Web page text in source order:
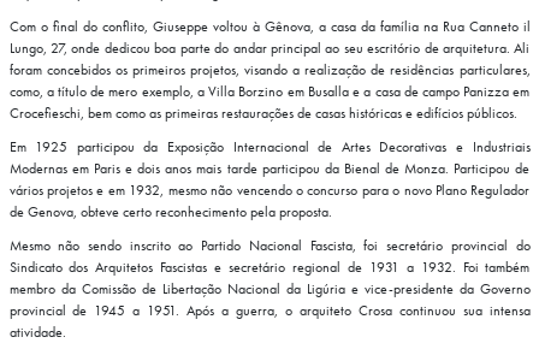
Com o final do conflito, Giuseppe voltou à Gênova, a casa da família na Rua Canneto il
Lungo, 27, onde dedicou boa parte do andar principal ao seu escritório de arquitetura. Ali
foram concebidos os primeiros projetos, visando a realização de residências particulares,
como, a título de mero exemplo, a Villa Borzino em Busalla e a casa de campo Panizza em
Crocefieschi, bem como as primeiras restaurações de casas históricas e edifícios públicos.
Em 1925 participou da Exposição Internacional de Artes Decorativas e Industriais
Modernas em Paris e dois anos mais tarde participou da Bienal de Monza. Participou de
vários projetos e em 1932, mesmo não vencendo o concurso para o novo Plano Regulador
de Genova, obteve certo reconhecimento pela proposta.
Mesmo não sendo inscrito ao Partido Nacional Fascista, foi secretário provincial do
Sindicato dos Arquitetos Fascistas e secretário regional de 1931 a 1932. Foi também
membro da Comissão de Libertação Nacional da Ligúria e vice-presidente da Governo
provincial de 1945 a 1951. Após a guerra, o arquiteto Crosa continuou sua intensa
atividade.